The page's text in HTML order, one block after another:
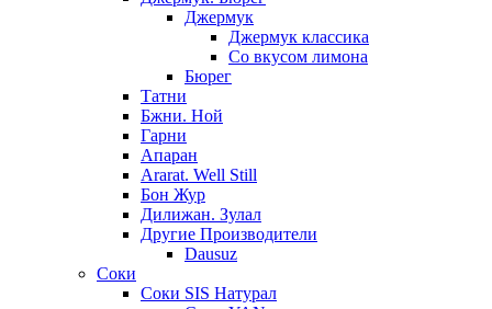
Джермук
Джермук классика
Со вкусом лимона
Бюрег
Татни
Бжни. Ной
Гарни
Апаран
Ararat. Well Still
Бон Жур
Дилижан. Зулал
Другие Производители
Dausuz
Соки
Соки SIS Натурал